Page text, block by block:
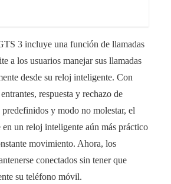
3 incluye una función de llamadas
a los usuarios manejar sus llamadas
desde su reloj inteligente. Con
respuesta y rechazo de
predefinidos y modo no molestar, el
un reloj inteligente aún más práctico
movimiento. Ahora, los
conectados sin tener que
su teléfono móvil.